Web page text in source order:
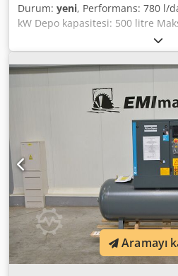
Durum: yeni, Performans: 780 l/
kW Depo kapasitesi: 500 litre
10,0 atm Entegre soğutucu
parametrelerinin elektronik ayarı
Dcjdezpxv Tspfx Akljk Üretim yılı:
Aramayı